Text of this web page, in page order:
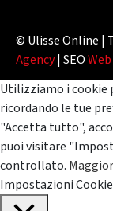
© Ulisse Online |
Agency| SEO
Utilizziamo i
ricordando le tue
"Accetta tutto",
puoi visitare
controllato.
Impostazioni